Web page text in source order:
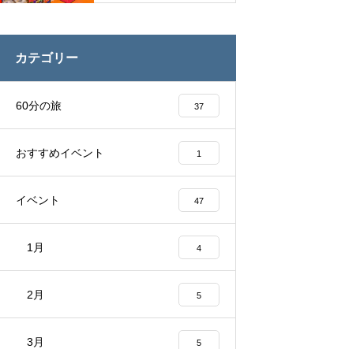
カテゴリー
60分の旅 37
おすすめイベント 1
イベント 47
1月 4
2月 5
3月 5